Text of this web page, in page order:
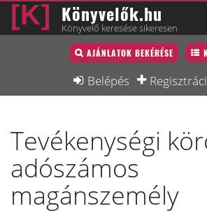
Könyvelők.hu
Könyvelő keresése sikeresen
AJÁNLATOK BEKÉRÉSE
Belépés
Könyvelő lista
Könyvelési munkák
Interjú
Blog
Állás
Tevékenységi
adószámos
magánszemély